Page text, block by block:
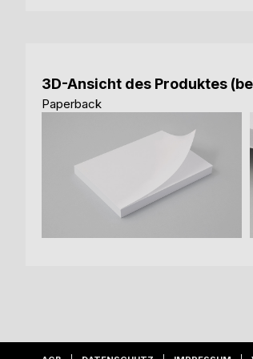
3D-Ansicht des Produktes
Paperback